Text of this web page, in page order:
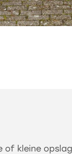
kleine